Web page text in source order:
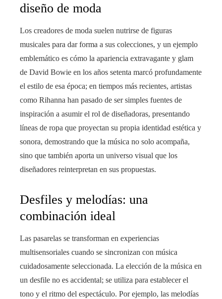
diseño de moda
Los creadores de moda suelen nutrirse de figuras
musicales para dar forma a sus colecciones, y un ejemplo
emblemático es cómo la apariencia extravagante y glam
de David Bowie en los años setenta marcó profundamente
el estilo de esa época; en tiempos más recientes, artistas
como Rihanna han pasado de ser simples fuentes de
inspiración a asumir el rol de diseñadoras, presentando
líneas de ropa que proyectan su propia identidad estética y
sonora, demostrando que la música no solo acompaña,
sino que también aporta un universo visual que los
diseñadores reinterpretan en sus propuestas.
Desfiles y melodías: una
combinación ideal
Las pasarelas se transforman en experiencias
multisensoriales cuando se sincronizan con música
cuidadosamente seleccionada. La elección de la música en
un desfile no es accidental; se utiliza para establecer el
tono y el ritmo del espectáculo. Por ejemplo, las melodías